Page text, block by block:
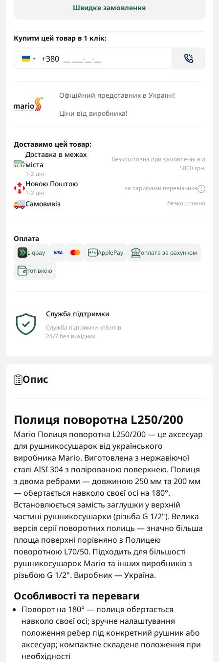
Офіційний представник в Україні!
Ціни від виробника!
Швидке замовлення
Купити цей товар в 1 клік:
+380
Доставимо цей товар:
Доставка в межах
міста
1-2 дні
Безкоштовна при замовленні від
5000 грн.
Новою Поштою
1-2 дні
за тарифами перевізника
Самовивіз безкоштовно
Оплата
Liqpay ApplePay оплата за рахунком
готівкою
Служба підтримки
Служба підтримки клієнтів
24/7 без вихідних
Опис
Полиця поворотна L250/200
Mario Полиця поворотна L250/200 — це аксесуар
для рушникосушарок від українського
виробника Mario. Виготовлена з нержавіючої
сталі AISI 304 з полірованою поверхнею. Полиця
з двома ребрами — довжиною 250 мм та 200 мм
— обертається навколо своєї осі на 180°.
Встановлюється замість заглушки у верхній
частині рушникосушарки (різьба G 1/2"). Велика
версія серії поворотних полиць — значно більша
площа поверхні порівняно з Полицею
поворотною L70/50. Підходить для більшості
рушникосушарок Mario та інших виробників з
різьбою G 1/2". Виробник — Україна.
Особливості та переваги
Поворот на 180° — полиця обертається
навколо своєї осі; зручне налаштування
положення ребер під конкретний рушник або
аксесуар; компактне складене положення при
необхідності